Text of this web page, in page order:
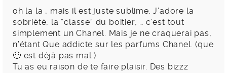
oh la la , mais il est juste sublime. J’adore la
sobriété, la “classe” du boitier, … c’est tout
simplement un Chanel. Mais je ne craquerai pas,
n’étant Que addicte sur les parfums Chanel. (que
🙂 est déjà pas mal )
Tu as eu raison de te faire plaisir. Des bizzz